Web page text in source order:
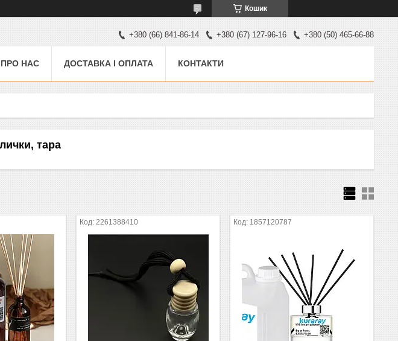
Кошик
+380 (66) 841-86-14 +380 (67) 127-96-16 +380 (50) 465-66-88
ПРО НАС ДОСТАВКА І ОПЛАТА КОНТАКТИ
тара
2261388410 1857120787